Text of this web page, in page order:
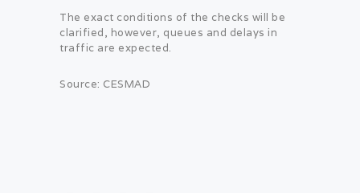
The exact conditions of the checks will be
clarified, however, queues and delays in
traffic are expected.
Source: CESMAD